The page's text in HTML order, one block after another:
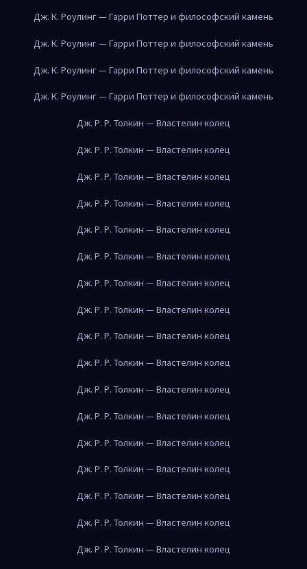
Дж. К. Роулинг — Гарри Поттер и философский камень
Дж. К. Роулинг — Гарри Поттер и философский камень
Дж. К. Роулинг — Гарри Поттер и философский камень
Дж. К. Роулинг — Гарри Поттер и философский камень
Дж. Р. Р. Толкин — Властелин колец
Дж. Р. Р. Толкин — Властелин колец
Дж. Р. Р. Толкин — Властелин колец
Дж. Р. Р. Толкин — Властелин колец
Дж. Р. Р. Толкин — Властелин колец
Дж. Р. Р. Толкин — Властелин колец
Дж. Р. Р. Толкин — Властелин колец
Дж. Р. Р. Толкин — Властелин колец
Дж. Р. Р. Толкин — Властелин колец
Дж. Р. Р. Толкин — Властелин колец
Дж. Р. Р. Толкин — Властелин колец
Дж. Р. Р. Толкин — Властелин колец
Дж. Р. Р. Толкин — Властелин колец
Дж. Р. Р. Толкин — Властелин колец
Дж. Р. Р. Толкин — Властелин колец
Дж. Р. Р. Толкин — Властелин колец
Дж. Р. Р. Толкин — Властелин колец